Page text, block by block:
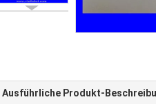
Ausführliche Produkt-